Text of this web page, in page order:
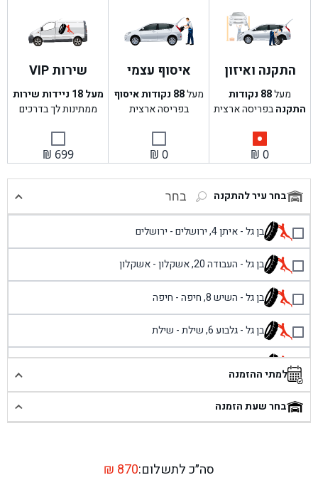
התקנה ואיזון
מעל88 נקודות
התקנהבפריסה ארצית
₪ 0
איסוף עצמי
מעל88 נקודות איסוף
בפריסה ארצית
₪ 0
שירות VIP
מעל 18 ניידות שירות
ממתינות לך בדרכים
₪ 699
בחר עיר להתקנה בחר
בן גל - איתן 4, ירושלים - ירושלים
בן גל - העבודה 20, אשקלון - אשקלון
בן גל - השיש 8, חיפה - חיפה
בן גל - גלבוע 6, שילת - שילת
בן גל - פוריידיס, כניסה צפונית מול כביש 4 - פרדיס
בן גל - שכונת אזור תעשייה זעירה, עיילבון - עיילבון
בן גל - דרך השבעה 20, אזור - אזור
למתי ההזמנה
בחר שעת הזמנה
סה״כ לתשלום: ₪ 870